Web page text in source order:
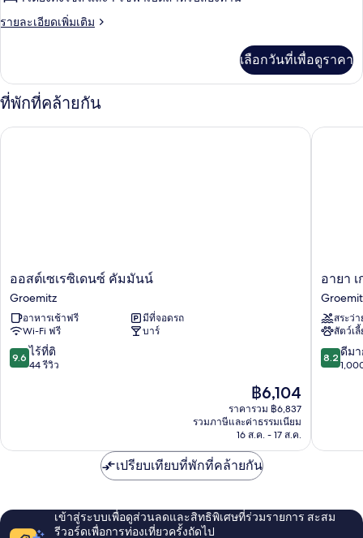
จู
สวีท,
2
ห้อง
นอน
รายละเอียดเพิ่มเติม
ราย
เกี่ยว
กับ
ห้อง
เนียร์
เลือกวันที่เพื่อดูราคา
ที่พักที่คล้ายกัน
ออ
สต์
เซ
เร
ซิ
เดน
ซ์
ออสต์เซเรซิเดนซ์ คัมมันน์
Groemitz
อาหารเช้าฟรี
มีที่จอดรถ
Wi-Fi ฟรี
บาร์
9.6
จาก
รีวิว
9.6 ไร้ที่ติ
44 รีวิว
ราคา
ปัจจุบัน
คือ
฿6,104
฿6,104
ราคารวม ฿6,837
รวมภาษีและค่าธรรมเนียม
16 ส.ค. - 17 ส.ค.
ออสต์เซเรซิเดนซ์ คัมมันน์
อายา
เก
รอ
มิทซ์
อายา
สระว่
สัตว์เ
8.2
จาก
8.2 ดีม
อายา เ
เปรียบเทียบที่พักที่คล้ายกัน
เข้าสู่ระบบเพื่อดูส่วนลดและสิทธิพิเศษที่ร่วมรายการ สะสม
รีวอร์ดเพื่อการท่องเที่ยวครั้งถัดไป